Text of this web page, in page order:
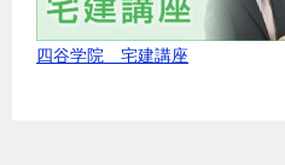
四谷学院 宅建講座